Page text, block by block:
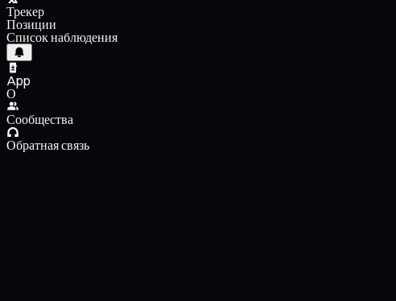
Трекер
Позиции
Список наблюдения
App
О
Сообщества
Обратная связь